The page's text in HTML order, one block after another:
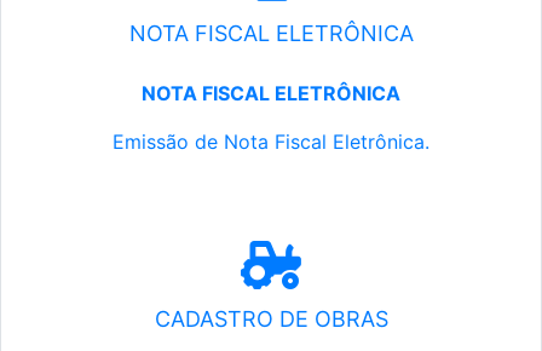
NOTA FISCAL ELETRÔNICA
NOTA FISCAL ELETRÔNICA
Emissão de Nota Fiscal Eletrônica.
CADASTRO DE OBRAS